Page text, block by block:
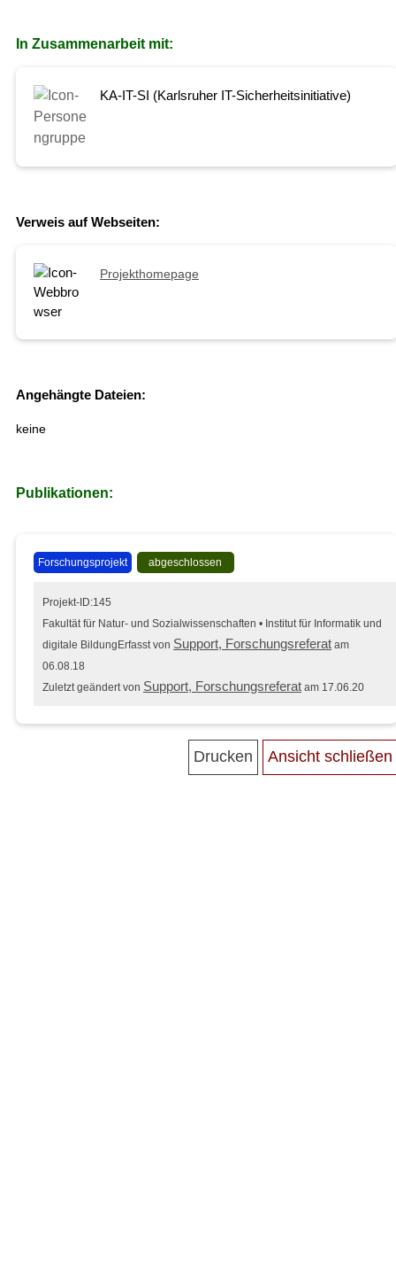
In Zusammenarbeit mit:
KA-IT-SI (Karlsruher IT-Sicherheitsinitiative)
Verweis auf Webseiten:
Projekthomepage
Angehängte Dateien:
keine
Publikationen:
Forschungsprojekt abgeschlossen
Projekt-ID:145
Fakultät für Natur- und Sozialwissenschaften • Institut für Informatik und
digitale BildungErfasst von Support, Forschungsreferat am
06.08.18
Zuletzt geändert von Support, Forschungsreferat am 17.06.20